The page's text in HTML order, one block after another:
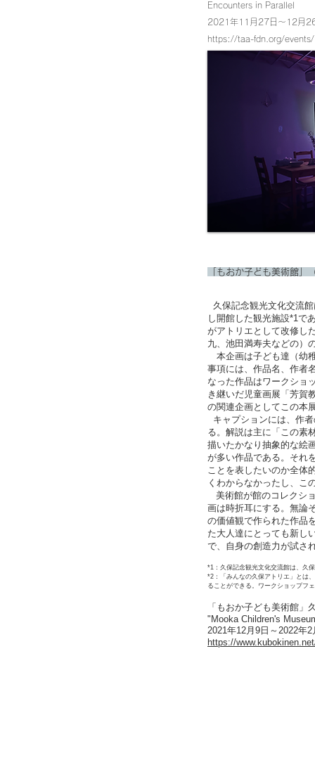
Encounters in Parallel
2021年11月27日〜12月
https://taa-fdn.org/
「もおか子ども美術館」
久保記念観光文化交流
し開館した観光施設*1で
がアトリエとして改修し
九、池田満寿夫などの）
本企画は子ども達（幼
事項には、作品名、作者
なった作品はワークショ
き継いだ児童画展「芳賀
の関連企画としてこの本
キャプションには、作
る。解説は主に「この素
描いたかなり抽象的な絵
が多い作品である。それ
ことを表したいのか全体
くわからなかったし、こ
美術館が館のコレクシ
画は時折耳にする。無論
の価値観で作られた作品
た大人達にとっても新し
で、自身の創造力が試さ
*1：久保記念観光文化交流館は、久
*2：「みんなの久保アトリエ」とは
ることができる。ワークショップフ
「もおか子ども美術館」
"Mooka Children's
2021年12月9日～2022年2
https://